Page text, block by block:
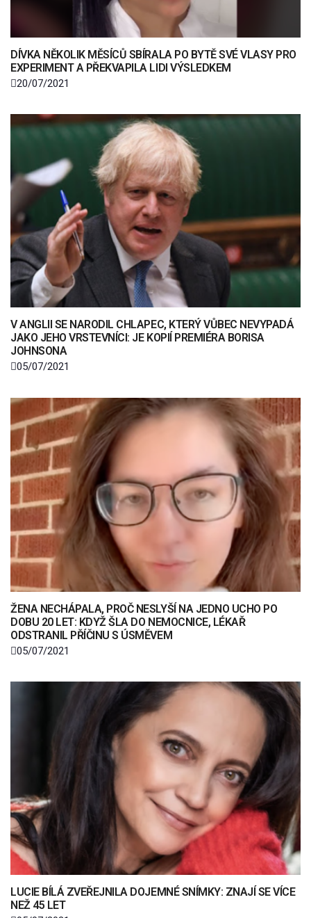
DÍVKA NĚKOLIK MĚSÍCŮ SBÍRALA PO BYTĚ SVÉ VLASY PRO
EXPERIMENT A PŘEKVAPILA LIDI VÝSLEDKEM
20/07/2021
V ANGLII SE NARODIL CHLAPEC, KTERÝ VŮBEC NEVYPADÁ
JAKO JEHO VRSTEVNÍCI: JE KOPIÍ PREMIÉRA BORISA
JOHNSONA
05/07/2021
ŽENA NECHÁPALA, PROČ NESLYŠÍ NA JEDNO UCHO PO
DOBU 20 LET: KDYŽ ŠLA DO NEMOCNICE, LÉKAŘ
ODSTRANIL PŘÍČINU S ÚSMĚVEM
05/07/2021
LUCIE BÍLÁ ZVEŘEJNILA DOJEMNÉ SNÍMKY: ZNAJÍ SE VÍCE
NEŽ 45 LET